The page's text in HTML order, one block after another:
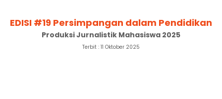
EDISI #19 Persimpangan dalam Pendidikan
Produksi Jurnalistik Mahasiswa 2025
Terbit : 11 Oktober 2025